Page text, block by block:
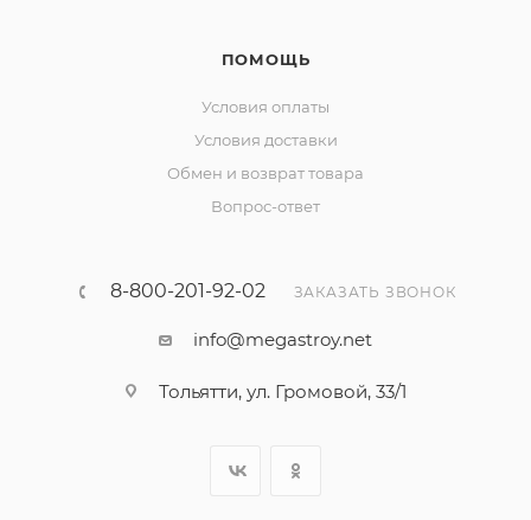
ПОМОЩЬ
Условия оплаты
Условия доставки
Обмен и возврат товара
Вопрос-ответ
8-800-201-92-02 ЗАКАЗАТЬ ЗВОНОК
info@megastroy.net
Тольятти, ул. Громовой, 33/1